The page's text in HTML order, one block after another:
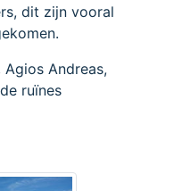
dit zijn vooral
Andreas,
ruïnes